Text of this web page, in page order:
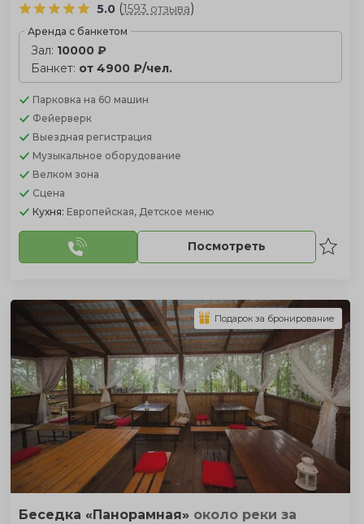
5.0 (1593 отзыва)
Аренда с банкетом
Зал: 10000 ₽
Банкет: от 4900 ₽/чел.
Парковка на 60 машин
Фейерверк
Выездная регистрация
Музыкальное оборудование
Велком зона
Сцена
Кухня: Европейская, Детское меню
Посмотреть
Беседка «Панорамная» около реки за
Подарок за бронирование